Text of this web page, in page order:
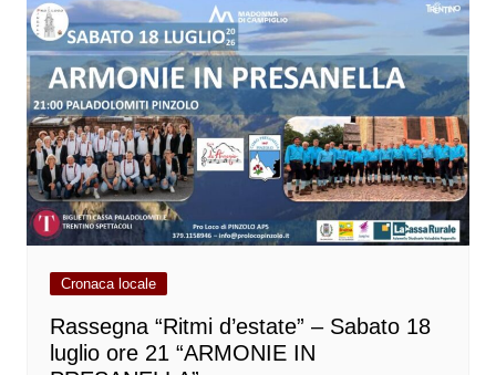
Cronaca locale
Rassegna “Ritmi d’estate” – Sabato 18
luglio ore 21 “ARMONIE IN